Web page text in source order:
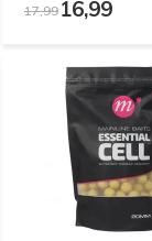
17,9916,99